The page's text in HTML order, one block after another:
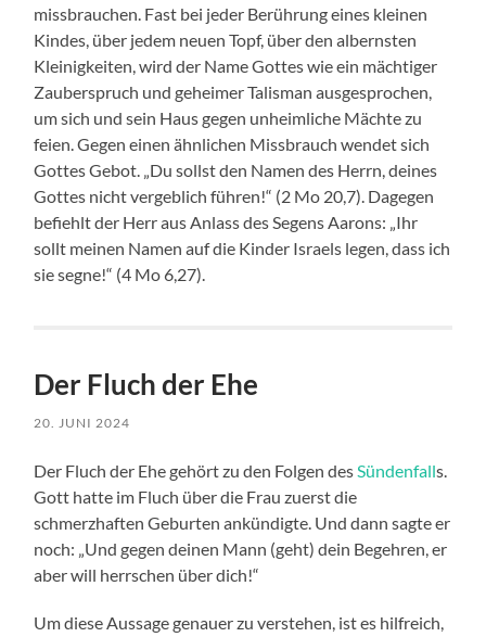
missbrauchen. Fast bei jeder Berührung eines kleinen
Kindes, über jedem neuen Topf, über den albernsten
Kleinigkeiten, wird der Name Gottes wie ein mächtiger
Zauberspruch und geheimer Talisman ausgesprochen,
um sich und sein Haus gegen unheimliche Mächte zu
feien. Gegen einen ähnlichen Missbrauch wendet sich
Gottes Gebot. „Du sollst den Namen des Herrn, deines
Gottes nicht vergeblich führen!“ (2 Mo 20,7). Dagegen
befiehlt der Herr aus Anlass des Segens Aarons: „Ihr
sollt meinen Namen auf die Kinder Israels legen, dass ich
sie segne!“ (4 Mo 6,27).
Der Fluch der Ehe
20. JUNI 2024
Der Fluch der Ehe gehört zu den Folgen desSündenfalls.
Gott hatte im Fluch über die Frau zuerst die
schmerzhaften Geburten ankündigte. Und dann sagte er
noch: „Und gegen deinen Mann (geht) dein Begehren, er
aber will herrschen über dich!“
Um diese Aussage genauer zu verstehen, ist es hilfreich,